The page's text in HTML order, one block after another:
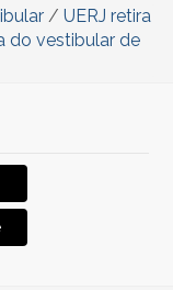
/ UERJ retira
do vestibular de